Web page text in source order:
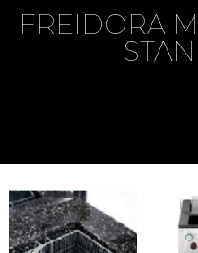
FREIDORA